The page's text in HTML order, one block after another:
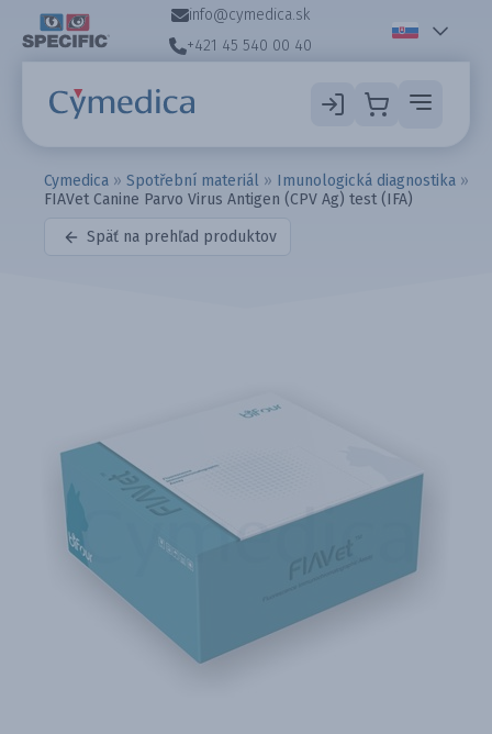
info@cymedica.sk
+421 45 540 00 40
Cymedica » Spotřební materiál » Imunologická diagnostika »
FIAVet Canine Parvo Virus Antigen (CPV Ag) test (IFA)
Späť na prehľad produktov